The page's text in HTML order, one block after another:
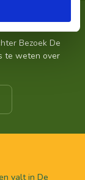
Bezoek De
te weten over
valt in De